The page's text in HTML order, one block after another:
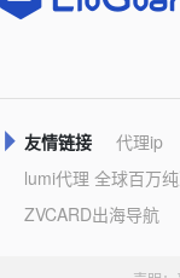
 友情链接 代理ip
lumi代理 全球百万
ZVCARD出海导航